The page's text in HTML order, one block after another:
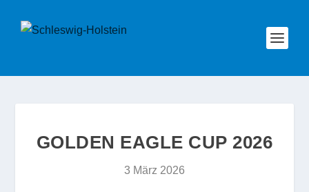
GOLDEN EAGLE CUP 2026
3 März 2026